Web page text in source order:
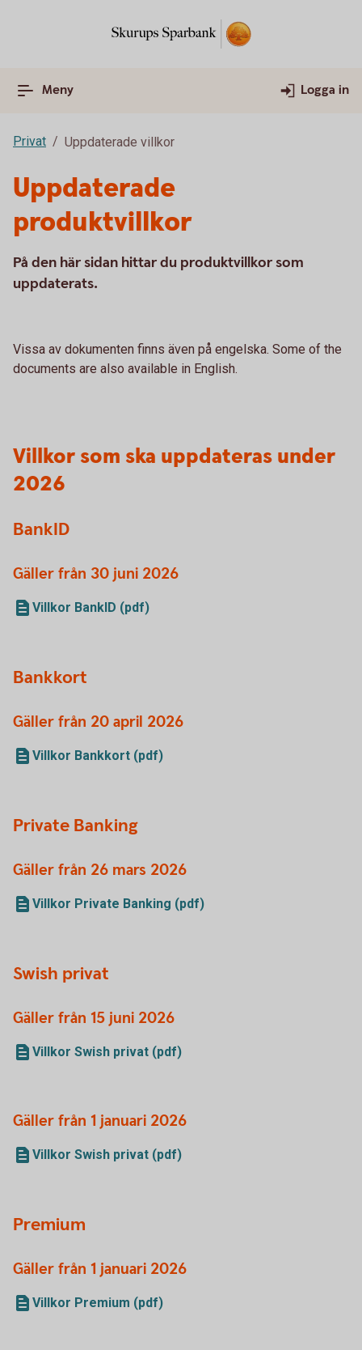
Meny Logga in
Privat Uppdaterade villkor
Uppdaterade
produktvillkor
På den här sidan hittar du produktvillkor som
uppdaterats.
Vissa av dokumenten finns även på engelska. Some of the
documents are also available in English.
Villkor som ska uppdateras under
2026
BankID
Gäller från 30 juni 2026
Villkor BankID (pdf)
Bankkort
Gäller från 20 april 2026
Villkor Bankkort (pdf)
Private Banking
Gäller från 26 mars 2026
Villkor Private Banking (pdf)
Swish privat
Gäller från 15 juni 2026
Villkor Swish privat (pdf)
Gäller från 1 januari 2026
Villkor Swish privat (pdf)
Premium
Gäller från 1 januari 2026
Villkor Premium (pdf)